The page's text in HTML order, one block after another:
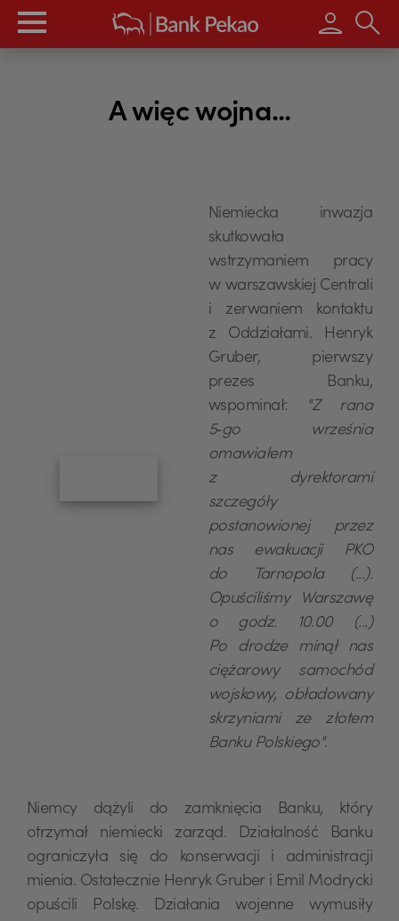
Wpisz
A więc wojna...
Niemiecka inwazja
skutkowała
wstrzymaniem pracy
w warszawskiej Centrali
i zerwaniem kontaktu
z Oddziałami. Henryk
Gruber, pierwszy
prezes Banku,
wspominał:
"Z rana
5‑go września
omawiałem
z dyrektorami
szczegóły
postanowionej przez
nas ewakuacji PKO
do Tarnopola (...).
Opuściliśmy Warszawę
o godz. 10.00 (...)
Po drodze minął nas
ciężarowy samochód
wojskowy, obładowany
skrzyniami ze złotem
Banku Polskiego".
Niemcy dążyli do zamknięcia Banku, który
otrzymał niemiecki zarząd. Działalność Banku
ograniczyła się do konserwacji i administracji
mienia. Ostatecznie Henryk Gruber i Emil Modrycki
opuścili Polskę. Działania wojenne wymusiły